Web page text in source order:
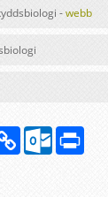
-webb
Copy
Link
Outlook.com